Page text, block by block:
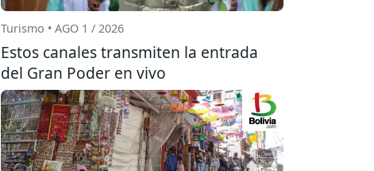
Turismo • AGO 1 / 2026
Estos canales transmiten la entrada
del Gran Poder en vivo